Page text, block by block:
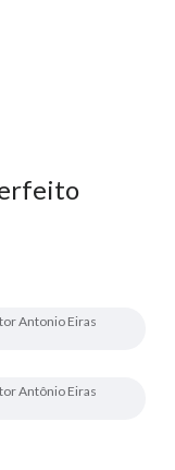
Antonio Eiras
Antônio Eiras